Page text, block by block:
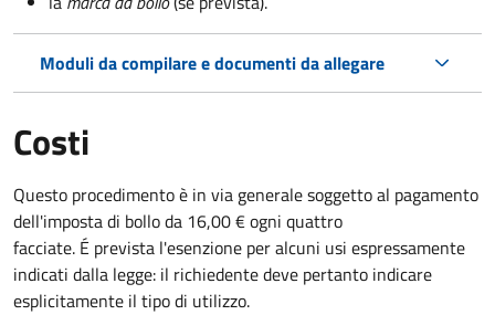
Moduli da compilare e documenti da allegare
Costi
Questo procedimento è in via generale soggetto al pagamento
dell'imposta di bollo da 16,00 € ogni quattro
facciate. É prevista l'esenzione per alcuni usi espressamente
indicati dalla legge: il richiedente deve pertanto indicare
esplicitamente il tipo di utilizzo.